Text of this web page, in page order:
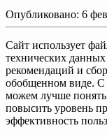
Опубликовано: 6
Сайт использует
технических
рекомендаций и
обобщенном виде.
можем лучше
повысить уровень
эффективность